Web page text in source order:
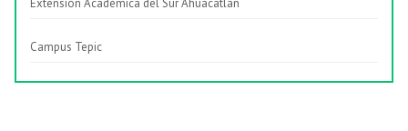
Extensión Académica del Sur Ahuacatlán
Campus Tepic